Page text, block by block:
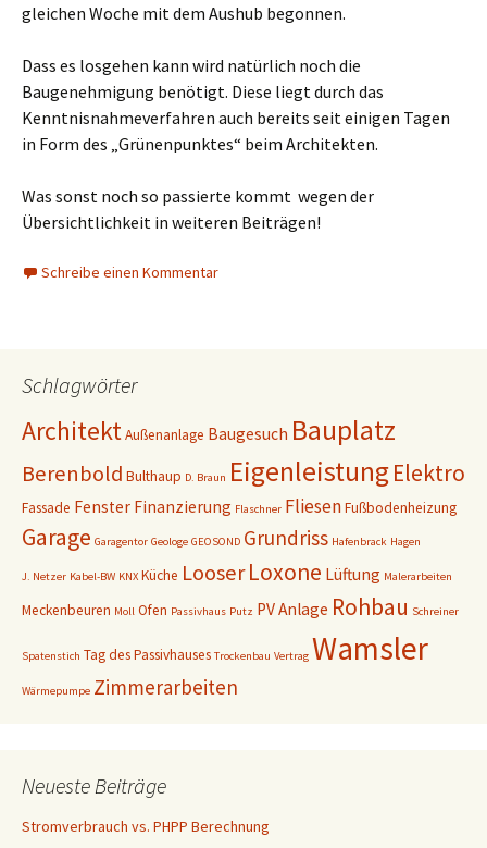
gleichen Woche mit dem Aushub begonnen.
Dass es losgehen kann wird natürlich noch die
Baugenehmigung benötigt. Diese liegt durch das
Kenntnisnahmeverfahren auch bereits seit einigen Tagen
in Form des „Grünenpunktes“ beim Architekten.
Was sonst noch so passierte kommt wegen der
Übersichtlichkeit in weiteren Beiträgen!
Schreibe einen Kommentar
Schlagwörter
ArchitektAußenanlage Baugesuch Bauplatz
Berenbold Bulthaup D. Braun EigenleistungElektro
Fassade Fenster Finanzierung Flaschner FliesenFußbodenheizung
Garage Garagentor Geologe GEOSOND Grundriss Hafenbrack Hagen
J. Netzer Kabel-BW KNX Küche LooserLoxone Lüftung Malerarbeiten
Meckenbeuren Moll Ofen Passivhaus Putz PV Anlage Rohbau Schreiner
Spatenstich Tag des Passivhauses Trockenbau Vertrag Wamsler
Wärmepumpe Zimmerarbeiten
Neueste Beiträge
Stromverbrauch vs. PHPP Berechnung